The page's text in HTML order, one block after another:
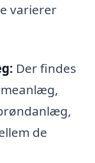
varierer
Der findes
de